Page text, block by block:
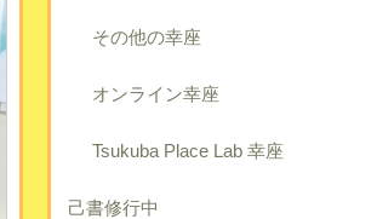
その他の幸座
オンライン幸座
Tsukuba Place Lab 幸座
己書修行中